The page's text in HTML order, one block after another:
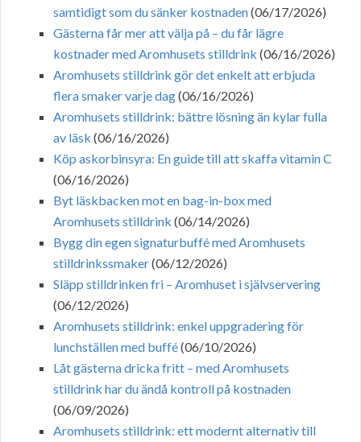
samtidigt som du sänker kostnaden(06/17/2026)
Gästerna får mer att välja på – du får lägre
kostnader med Aromhusets stilldrink (06/16/2026)
Aromhusets stilldrink gör det enkelt att erbjuda
flera smaker varje dag(06/16/2026)
Aromhusets stilldrink: bättre lösning än kylar fulla
av läsk (06/16/2026)
Köp askorbinsyra: En guide till att skaffa vitamin C
(06/16/2026)
Byt läskbacken mot en bag-in-box med
Aromhusets stilldrink (06/14/2026)
Bygg din egen signaturbuffé med Aromhusets
stilldrinkssmaker(06/12/2026)
Släpp stilldrinken fri – Aromhuset i självservering
(06/12/2026)
Aromhusets stilldrink: enkel uppgradering för
lunchställen med buffé(06/10/2026)
Låt gästerna dricka fritt – med Aromhusets
stilldrink har du ändå kontroll på kostnaden
(06/09/2026)
Aromhusets stilldrink: ett modernt alternativ till